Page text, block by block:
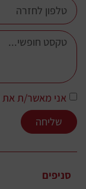
סניפים
אני מאשר/ת את
שליחה